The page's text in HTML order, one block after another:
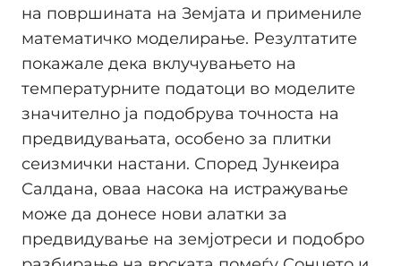
на површината на Земјата и примениле
математичко моделирање. Резултатите
покажале дека вклучувањето на
температурните податоци во моделите
значително ја подобрува точноста на
предвидувањата, особено за плитки
сеизмички настани. Според Јункеира
Салдана, оваа насока на истражување
може да донесе нови алатки за
предвидување на земјотреси и подобро